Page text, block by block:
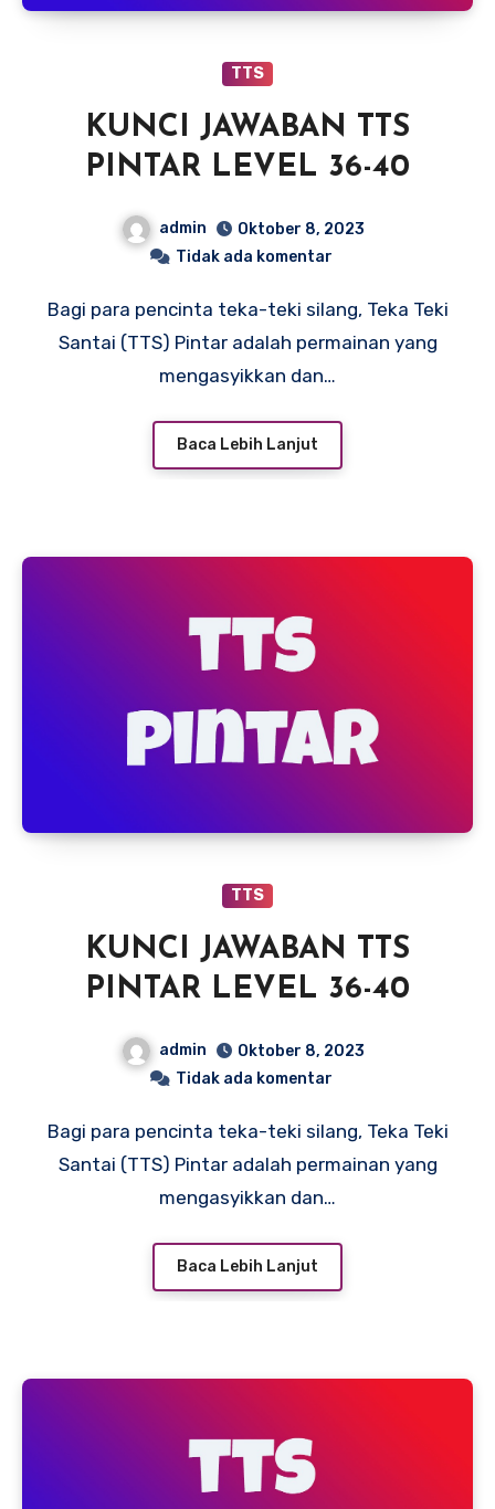
TTS
KUNCI JAWABAN TTS
PINTAR LEVEL 36-40
admin
Oktober 8, 2023
Tidak ada komentar
Bagi para pencinta teka-teki silang, Teka Teki
Santai (TTS) Pintar adalah permainan yang
mengasyikkan dan…
Baca Lebih Lanjut
TTS
KUNCI JAWABAN TTS
PINTAR LEVEL 36-40
admin
Oktober 8, 2023
Tidak ada komentar
Bagi para pencinta teka-teki silang, Teka Teki
Santai (TTS) Pintar adalah permainan yang
mengasyikkan dan…
Baca Lebih Lanjut